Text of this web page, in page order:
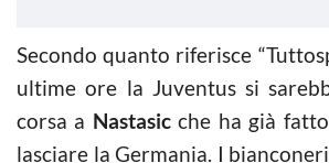
Secondo quanto riferisce
ultime ore la Juventus si
corsa a Nastasicche ha già
lasciare la Germania. I